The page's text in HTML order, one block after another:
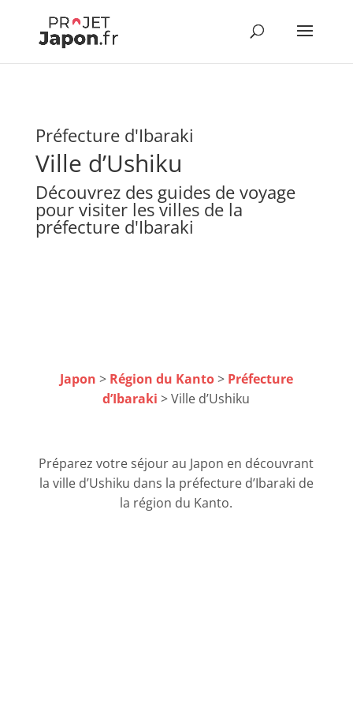
Préfecture d'Ibaraki
Ville d’Ushiku
Découvrez des guides de voyage
pour visiter les villes de la
préfecture d'Ibaraki
Japon > Région du Kanto> Préfecture
d’Ibaraki > Ville d’Ushiku
Préparez votre séjour au Japon en découvrant
la ville d’Ushiku dans la préfecture d’Ibaraki de
la région du Kanto.